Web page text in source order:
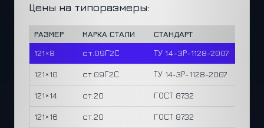
Цены на типоразмеры:
РАЗМЕР МАРКА СТАЛИ СТАНДАРТ
121×8
ст.09Г2С ТУ 14-3Р-1128-2007
121×10 ст.09Г2С ТУ 14-3Р-1128-2007
121×14 ст.20 ГОСТ 8732
121×16 ст.20 ГОСТ 8732